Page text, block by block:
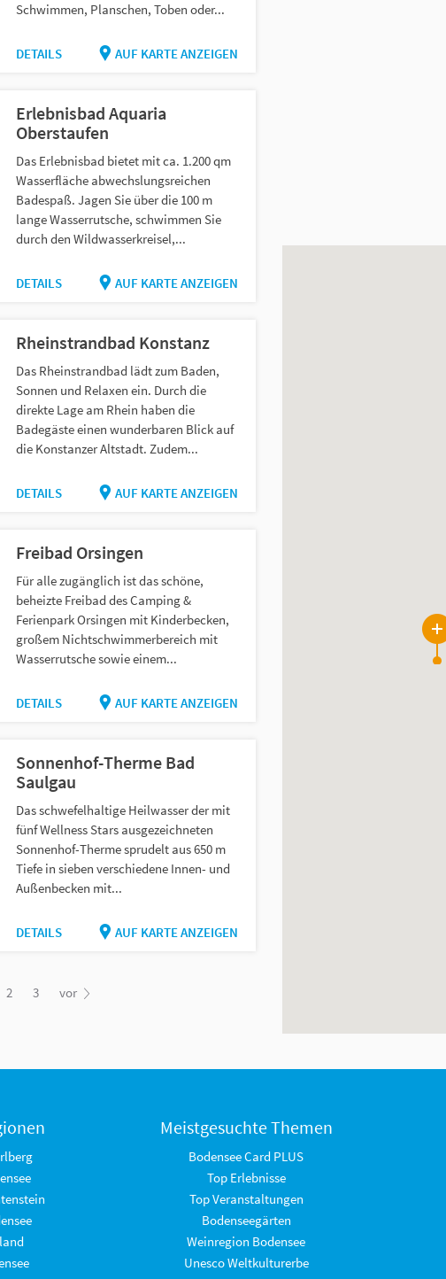
Schwimmen, Planschen, Toben oder...
DETAILS AUF KARTE ANZEIGEN
Erlebnisbad Aquaria
Oberstaufen
Das Erlebnisbad bietet mit ca. 1.200 qm
Wasserfläche abwechslungsreichen
Badespaß. Jagen Sie über die 100 m
lange Wasserrutsche, schwimmen Sie
durch den Wildwasserkreisel,...
DETAILS AUF KARTE ANZEIGEN
Rheinstrandbad Konstanz
Das Rheinstrandbad lädt zum Baden,
Sonnen und Relaxen ein. Durch die
direkte Lage am Rhein haben die
Badegäste einen wunderbaren Blick auf
die Konstanzer Altstadt. Zudem...
DETAILS AUF KARTE ANZEIGEN
Freibad Orsingen
Für alle zugänglich ist das schöne,
beheizte Freibad des Camping &
Ferienpark Orsingen mit Kinderbecken,
großem Nichtschwimmerbereich mit
Wasserrutsche sowie einem...
DETAILS AUF KARTE ANZEIGEN
Sonnenhof-Therme Bad
Saulgau
Das schwefelhaltige Heilwasser der mit
fünf Wellness Stars ausgezeichneten
Sonnenhof-Therme sprudelt aus 650 m
Tiefe in sieben verschiedene Innen- und
Außenbecken mit...
DETAILS AUF KARTE ANZEIGEN
2 3 vor
Meistgesuchte Themen
Bodensee Card PLUS
Top Erlebnisse
Top Veranstaltungen
Bodenseegärten
Weinregion Bodensee
Unesco Weltkulturerbe